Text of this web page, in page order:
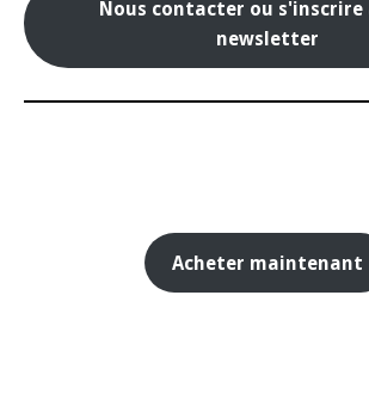
Nous contacter ou
newsletter
Acheter maintenant